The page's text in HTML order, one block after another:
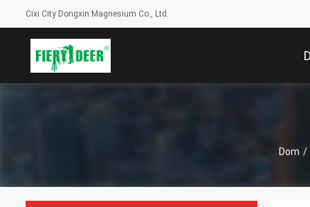
Cixi City Dongxin Magnesium Co., Ltd.
Dom /